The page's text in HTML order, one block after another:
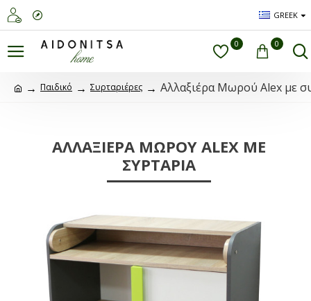
GREEK
0 0
Παιδικό Συρταριέρες Αλλαξιέρα Μωρού Alex με
ΑΛΛΑΞΙΈΡΑ ΜΩΡΟΎ ALEX ΜΕ
ΣΥΡΤΆΡΙΑ